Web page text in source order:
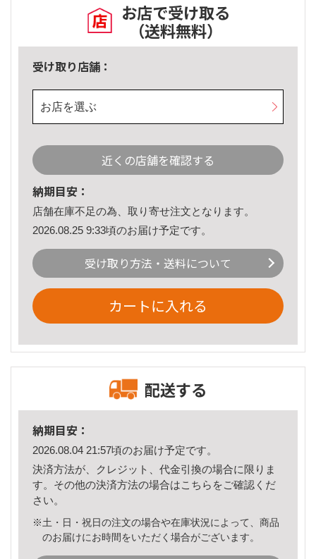
お店で受け取る
（送料無料）
受け取り店舗：
お店を選ぶ
近くの店舗を確認する
納期目安：
店舗在庫不足の為、取り寄せ注文となります。
2026.08.25 9:33頃のお届け予定です。
受け取り方法・送料について
カートに入れる
配送する
納期目安：
2026.08.04 21:57頃のお届け予定です。
決済方法が、クレジット、代金引換の場合に限りま
す。その他の決済方法の場合はこちら をご確認くだ
さい。
※土・日・祝日の注文の場合や在庫状況によって、商品
のお届けにお時間をいただく場合がございます。